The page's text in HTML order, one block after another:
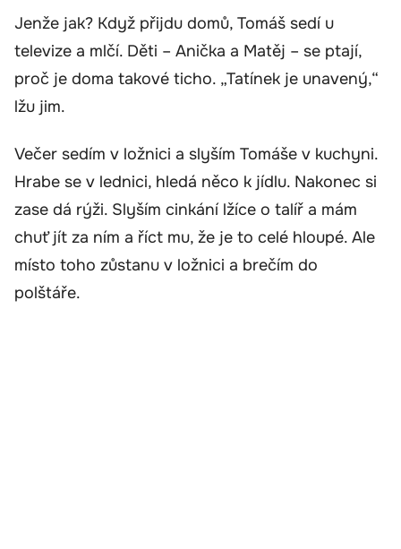
Jenže jak? Když přijdu domů, Tomáš sedí u
televize a mlčí. Děti – Anička a Matěj – se ptají,
proč je doma takové ticho. „Tatínek je unavený,“
lžu jim.
Večer sedím v ložnici a slyším Tomáše v kuchyni.
Hrabe se v lednici, hledá něco k jídlu. Nakonec si
zase dá rýži. Slyším cinkání lžíce o talíř a mám
chuť jít za ním a říct mu, že je to celé hloupé. Ale
místo toho zůstanu v ložnici a brečím do
polštáře.